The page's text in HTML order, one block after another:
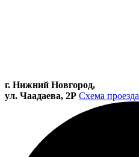
г. Нижний Новгород,
ул. Чаадаева, 2Р Схема проезда